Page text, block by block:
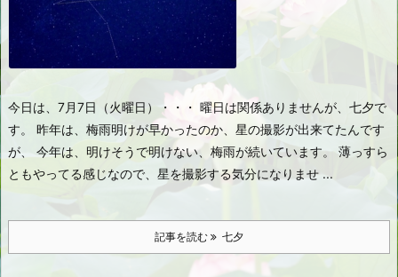
今日は、7月7日（火曜日）・・・ 曜日は関係ありませんが、七夕で
す。 昨年は、梅雨明けが早かったのか、星の撮影が出来てたんです
が、 今年は、明けそうで明けない、梅雨が続いています。 薄っすら
ともやってる感じなので、星を撮影する気分になりませ ...
記事を読む 七夕